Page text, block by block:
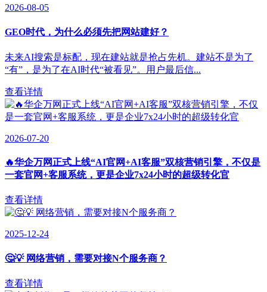
2026-08-05
GEO时代，为什么必须先把网站建好？
未来AI搜索是标配，现在建站就是抢占先机。建站不是为了
“有”，是为了在AI时代“被看见”。用户最后信...
查看详情
2026-07-20
🔥华企万网正式上线“AI官网+AI客服”双核营销引擎，不仅是
一套官网+客服系统，更是企业7x24小时的超级转化官
查看详情
2025-12-24
🤔💡 网络营销，需要对接N个服务商？
查看详情